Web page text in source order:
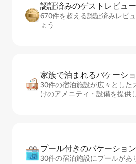
認証済みのゲ⁠ス⁠ト⁠レ⁠ビ⁠ュ⁠ー
670件を超える認証済みレビ
ょう
家族で泊まれるバ⁠ケ⁠ー⁠シ⁠
30件の宿泊施設が広々とした
けのアメニティ・設備を提供
プール付きのバ⁠ケ⁠ー⁠シ⁠ョ⁠
30件の宿泊施設にプールがあ